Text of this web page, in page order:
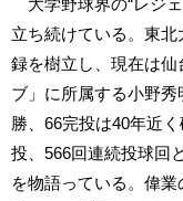
立ち続けている。東
録を樹立し、現在は
ブ」に所属する小野
勝、66完投は40年近
投、566回連続投球回
を物語っている。偉